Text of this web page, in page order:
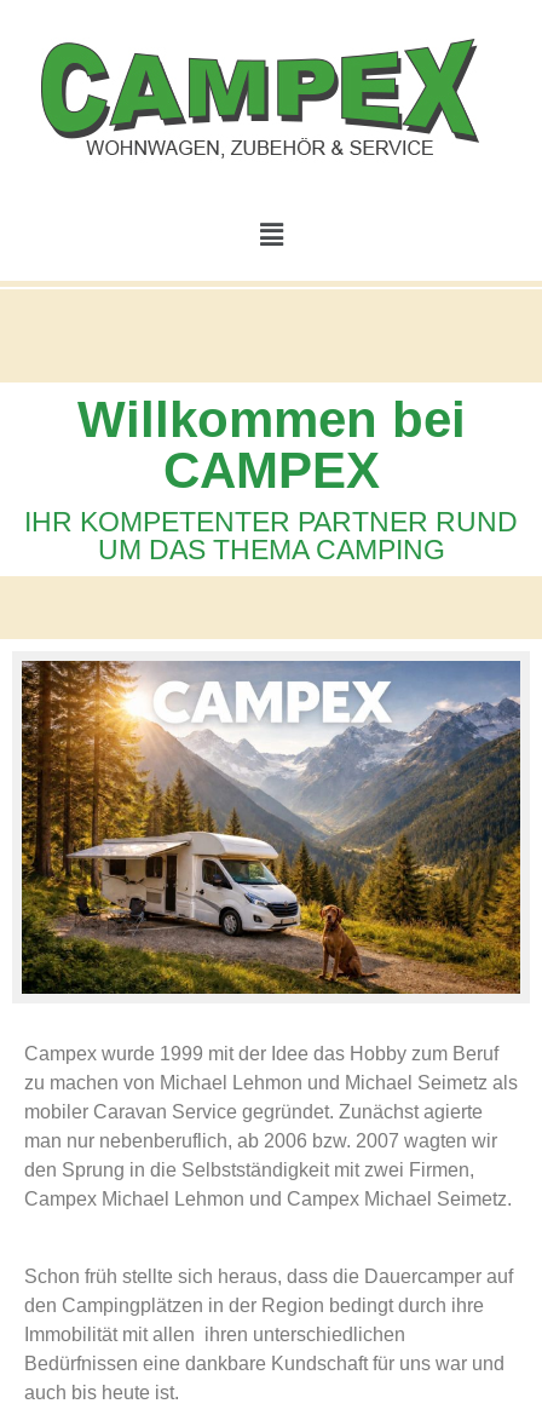
Willkommen bei
CAMPEX
IHR KOMPETENTER PARTNER RUND
UM DAS THEMA CAMPING
Campex wurde 1999 mit der Idee das Hobby zum Beruf
zu machen von Michael Lehmon und Michael Seimetz als
mobiler Caravan Service gegründet. Zunächst agierte
man nur nebenberuflich, ab 2006 bzw. 2007 wagten wir
den Sprung in die Selbstständigkeit mit zwei Firmen,
Campex Michael Lehmon und Campex Michael Seimetz.
Schon früh stellte sich heraus, dass die Dauercamper auf
den Campingplätzen in der Region bedingt durch ihre
Immobilität mit allen ihren unterschiedlichen
Bedürfnissen eine dankbare Kundschaft für uns war und
auch bis heute ist.